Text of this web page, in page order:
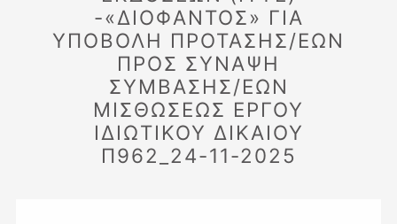
-«ΔΙΟΦΑΝΤΟΣ» ΓΙΑ
ΥΠΟΒΟΛΗ ΠΡΟΤΑΣΗΣ/ΕΩΝ
ΠΡΟΣ ΣΥΝΑΨΗ
ΣΥΜΒΑΣΗΣ/ΕΩΝ
ΜΙΣΘΩΣΕΩΣ ΕΡΓΟΥ
ΙΔΙΩΤΙΚΟΥ ΔΙΚΑΙΟΥ
Π962_24-11-2025